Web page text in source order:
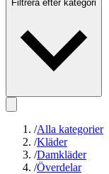
Filtrera efter kategori
/Alla kategorier
/Kläder
/Damkläder
/Överdelar